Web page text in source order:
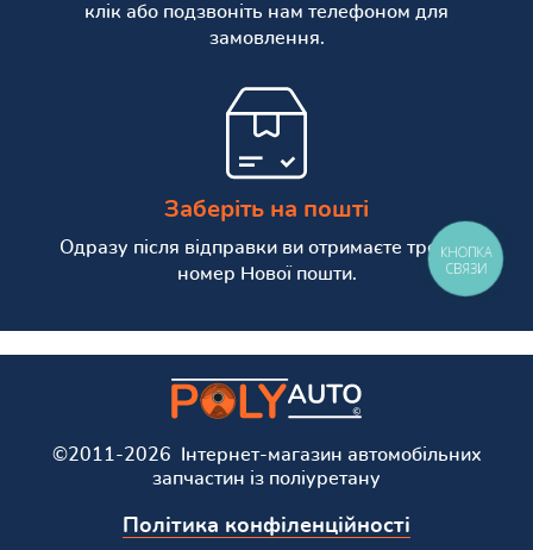
клік або подзвоніть нам телефоном для
замовлення.
Заберіть на пошті
Одразу після відправки ви отримаєте трекінг
номер Нової пошти.
©2011-2026 Інтернет-магазин автомобільних
запчастин із поліуретану
Політика конфіленційності
КНОПКА
СВЯЗИ